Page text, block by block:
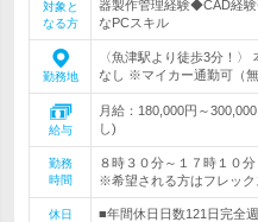
対象と
なる方
器製作管理経験◆CAD経
なPCスキル
勤務地
〈魚津駅より徒歩3分！
なし ※マイカー通勤可（
給与
月給：180,000円～
し)
勤務
時間
８時３０分～１７時１０
※希望される方はフレック
休日
■年間休日日数121日完全